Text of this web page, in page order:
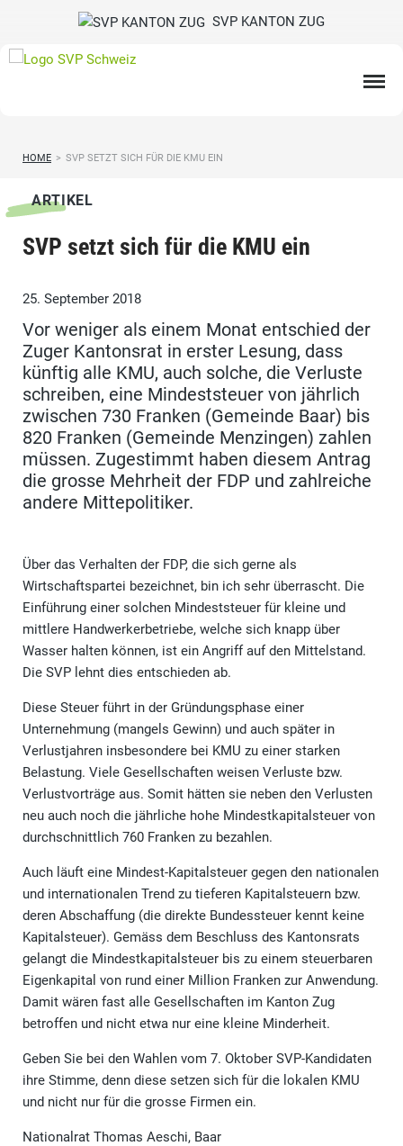
SVP KANTON ZUG
HOME > SVP SETZT SICH FÜR DIE KMU EIN
ARTIKEL
SVP setzt sich für die KMU ein
25. September 2018
Vor weniger als einem Monat entschied der
Zuger Kantonsrat in erster Lesung, dass
künftig alle KMU, auch solche, die Verluste
schreiben, eine Mindeststeuer von jährlich
zwischen 730 Franken (Gemeinde Baar) bis
820 Franken (Gemeinde Menzingen) zahlen
müssen. Zugestimmt haben diesem Antrag
die grosse Mehrheit der FDP und zahlreiche
andere Mittepolitiker.
Über das Verhalten der FDP, die sich gerne als
Wirtschaftspartei bezeichnet, bin ich sehr überrascht. Die
Einführung einer solchen Mindeststeuer für kleine und
mittlere Handwerkerbetriebe, welche sich knapp über
Wasser halten können, ist ein Angriff auf den Mittelstand.
Die SVP lehnt dies entschieden ab.
Diese Steuer führt in der Gründungsphase einer
Unternehmung (mangels Gewinn) und auch später in
Verlustjahren insbesondere bei KMU zu einer starken
Belastung. Viele Gesellschaften weisen Verluste bzw.
Verlustvorträge aus. Somit hätten sie neben den Verlusten
neu auch noch die jährliche hohe Mindestkapitalsteuer von
durchschnittlich 760 Franken zu bezahlen.
Auch läuft eine Mindest-Kapitalsteuer gegen den nationalen
und internationalen Trend zu tieferen Kapitalsteuern bzw.
deren Abschaffung (die direkte Bundessteuer kennt keine
Kapitalsteuer). Gemäss dem Beschluss des Kantonsrats
gelangt die Mindestkapitalsteuer bis zu einem steuerbaren
Eigenkapital von rund einer Million Franken zur Anwendung.
Damit wären fast alle Gesellschaften im Kanton Zug
betroffen und nicht etwa nur eine kleine Minderheit.
Geben Sie bei den Wahlen vom 7. Oktober SVP-Kandidaten
ihre Stimme, denn diese setzen sich für die lokalen KMU
und nicht nur für die grosse Firmen ein.
Nationalrat Thomas Aeschi, Baar